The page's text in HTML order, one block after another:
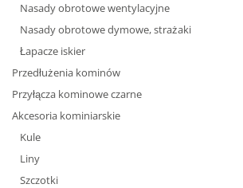
Nasady obrotowe wentylacyjne
Nasady obrotowe dymowe, strażaki
Łapacze iskier
Przedłużenia kominów
Przyłącza kominowe czarne
Akcesoria kominiarskie
Kule
Liny
Szczotki